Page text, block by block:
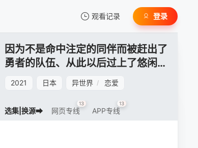
观看记录
我的观影记录
登录
因为不是命中注定的同伴而被赶出了
勇者的队伍、从此以后过上了悠闲的
隐居生活
2021 日本 异世界 / 恋爱
选集|换源➡ 网页专线
13
APP专线
13